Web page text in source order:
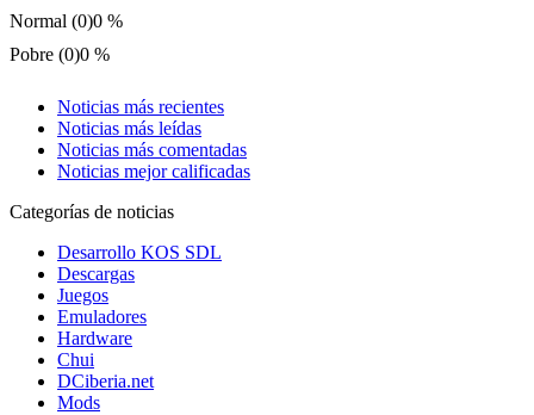
Normal (0)0 %
Pobre (0)0 %
Noticias más recientes
Noticias más leídas
Noticias más comentadas
Noticias mejor calificadas
Categorías de noticias
Desarrollo KOS SDL
Descargas
Juegos
Emuladores
Hardware
Chui
DCiberia.net
Mods